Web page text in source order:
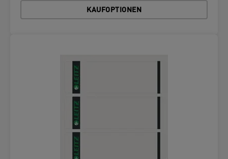
KAUFOPTIONEN